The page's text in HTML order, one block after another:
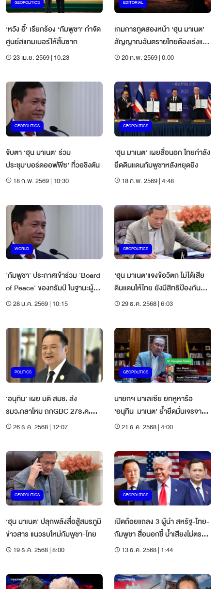
GEOPOLITICS
‘หวัง อี้’ เรียกร้อง ‘กัมพูชา’ กำจัด
ศูนย์สแกมเมอร์ให้สิ้นซาก
23 เม.ย. 2569 | 10:23
EDITORIAL
เกมการทูตสองหน้า ‘ฮุน มาเนต’
สัญญาณอันตรายไทยต้องเร่งแก้
เกม20 ก.พ. 2569 | 0:00
GEOPOLITICS
จับตา ‘ฮุน มาเนต’ ร่วม
ประชุม‘บอร์ดออฟพีซ’ ที่วอชิงตัน
18 ก.พ. 2569 | 10:30
GEOPOLITICS
‘ฮุน มาเนต’ เผยสื่อนอก ไทยกำลัง
ยึดดินแดนกัมพูชาหลังหยุดยิง
18 ก.พ. 2569 | 4:48
WORLD
'กัมพูชา' ประกาศเข้าร่วม 'Board
of Peace' ของทรัมป์ ในฐานะผู้
ร่วมก่อตั้ง
28 ม.ค. 2569 | 10:15
GEOPOLITICS
‘ฮุน มาเนต’แจงข้อวิตก ไม่ได้เสีย
ดินแดนให้ไทย ยังมีสิทธิป้องกัน
ตนเอง
29 ธ.ค. 2568 | 6:03
POLITICS
‘อนุทิน’ เผย มติ สมช. ส่ง
รมว.กลาโหม ถกGBC 27ธ.ค.
แย้มแนวโน้มดี หยุดยิงกัมพูชา
26 ธ.ค. 2568 | 12:07
GEOPOLITICS
นายกฯ มาเลเซีย ยกหูหารือ
‘อนุทิน-มาเนต’ ย้ำยึดมั่นเจรจา
ยุติความตึงเครียด
21 ธ.ค. 2568 | 4:00
GEOPOLITICS
‘ฮุน มาเนต’ ปลุกพลังสื่อสู้สมรภูมิ
ข่าวสาร แนวรบใหม่กัมพูชา-ไทย
19 ธ.ค. 2568 | 8:00
GEOPOLITICS
เปิดถ้อยแถลง 3 ผู้นำ สหรัฐ-ไทย-
กัมพูชา สื่อนอกชี้ น้ำเสียงไม่ตรง
กัน13 ธ.ค. 2568 | 1:44